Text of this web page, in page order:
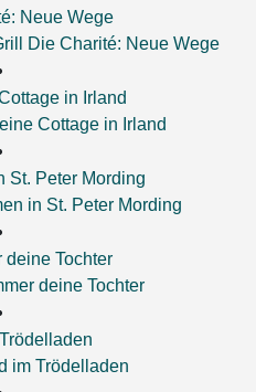
Die Charité: Neue Wege
Cottage in Irland
in St. Peter Mording
deine Tochter
im Trödelladen